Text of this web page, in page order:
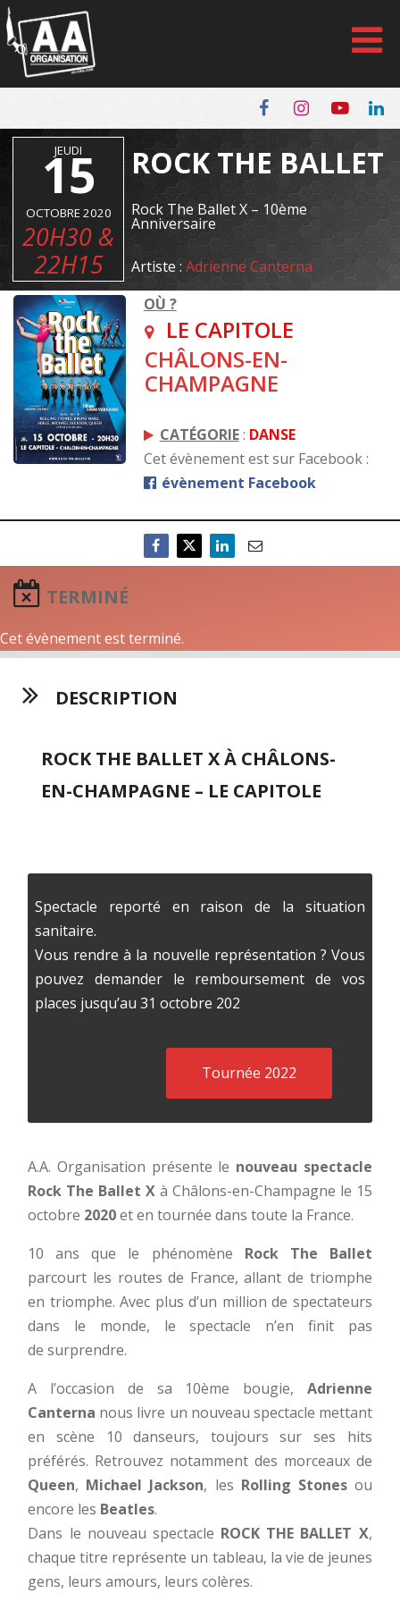
Panneau de gestion des cookies
JEUDI
15
OCTOBRE 2020
20H30 &
22H15
ROCK THE BALLET
Rock The Ballet X – 10ème
Anniversaire
Artiste :Adrienne Canterna
OÙ ?
LE CAPITOLE
CHÂLONS-EN-
CHAMPAGNE
CATÉGORIE: DANSE
Cet évènement est sur Facebook :
évènement Facebook
TERMINÉ
Cet évènement est terminé.
DESCRIPTION
ROCK THE BALLET X À CHÂLONS-
EN-CHAMPAGNE – LE CAPITOLE
Spectacle reporté en raison de la situation
sanitaire.
Vous rendre à la nouvelle représentation ? Vous
pouvez demander le remboursement de vos
places jusqu’au 31 octobre 202
Tournée 2022
A.A. Organisation présente le nouveau spectacle
Rock The Ballet X à Châlons-en-Champagne le 15
octobre 2020et en tournée dans toute la France.
10 ans que le phénomène Rock The Ballet
parcourt les routes de France, allant de triomphe
en triomphe. Avec plus d’un million de spectateurs
dans le monde, le spectacle n’en finit pas
de surprendre.
A l’occasion de sa 10ème bougie, Adrienne
Canterna nous livre un nouveau spectacle mettant
en scène 10 danseurs, toujours sur ses hits
préférés. Retrouvez notamment des morceaux de
Queen, Michael Jackson, les Rolling Stonesou
encore les Beatles.
Dans le nouveau spectacle ROCK THE BALLET X,
chaque titre représente un tableau, la vie de jeunes
gens, leurs amours, leurs colères.